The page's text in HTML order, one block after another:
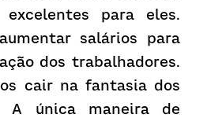
para eles.
salários para
dos trabalhadores.
cair na fantasia dos
A única maneira de